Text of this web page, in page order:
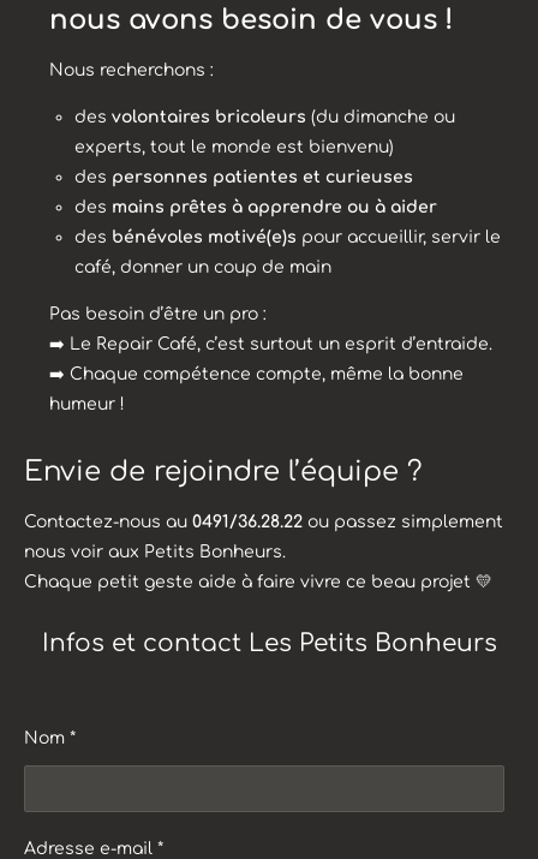
nous avons besoin de vous !
Nous recherchons :
des volontaires bricoleurs (du dimanche ou
experts, tout le monde est bienvenu)
des personnes patientes et curieuses
des mains prêtes à apprendre ou à aider
des bénévoles motivé(e)s pour accueillir, servir le
café, donner un coup de main
Pas besoin d’être un pro :
➡️ Le Repair Café, c’est surtout un esprit d’entraide.
➡️ Chaque compétence compte, même la bonne
humeur !
Envie de rejoindre l’équipe ?
Contactez-nous au 0491/36.28.22 ou passez simplement
nous voir aux Petits Bonheurs.
Chaque petit geste aide à faire vivre ce beau projet 💛
Infos et contact Les Petits Bonheurs
Nom *
Adresse e-mail *